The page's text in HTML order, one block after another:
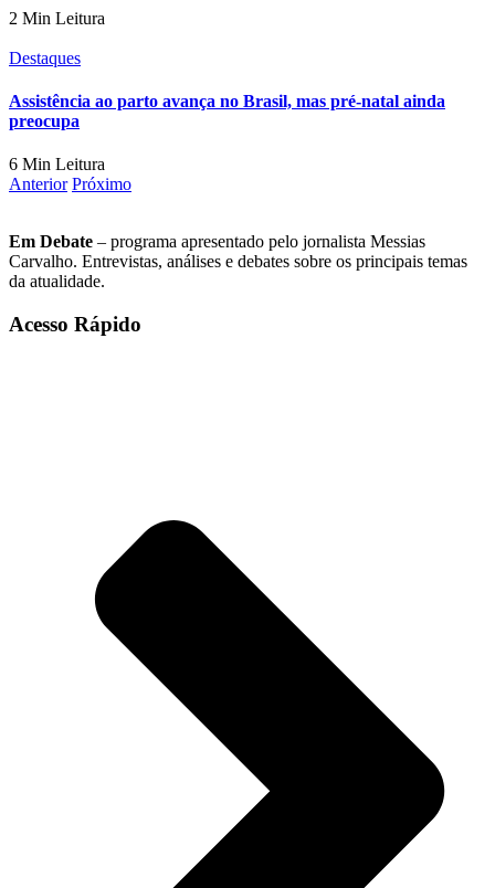
2 Min Leitura
Destaques
Assistência ao parto avança no Brasil, mas pré-natal ainda
preocupa
6 Min Leitura
Anterior Próximo
Em Debate – programa apresentado pelo jornalista Messias
Carvalho. Entrevistas, análises e debates sobre os principais temas
da atualidade.
Acesso Rápido